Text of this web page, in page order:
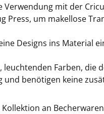
Verwendung mit der
Press, um makellose
Designs ins Material
Farben, die
benötigen keine
an